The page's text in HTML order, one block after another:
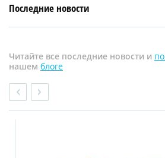
Последние новости
Читайте все последние новости и
нашем блоге